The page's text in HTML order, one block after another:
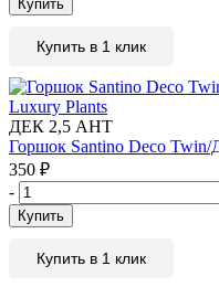
Купить
Купить в 1 клик
ДЕК 2,5 АНТ
Горшок Santino Deco Twin/
350 ₽
-
Купить
Купить в 1 клик